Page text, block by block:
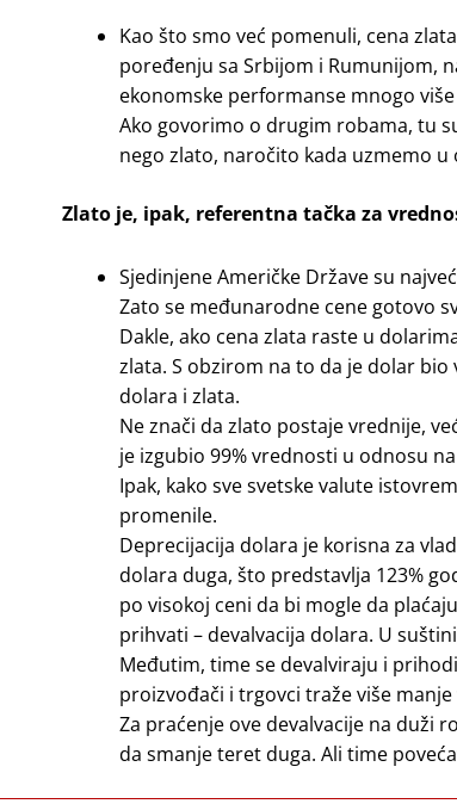
Kao što smo već pomenuli, cena
poređenju sa Srbijom i Rumunijom,
ekonomske performanse mnogo
Ako govorimo o drugim robama, tu
nego zlato, naročito kada uzmemo
Zlato je, ipak, referentna tačka za
Sjedinjene Američke Države su
Zato se međunarodne cene gotovo
Dakle, ako cena zlata raste u
zlata. S obzirom na to da je dolar
dolara i zlata.
Ne znači da zlato postaje vrednije,
je izgubio 99% vrednosti u odnosu
Ipak, kako sve svetske valute
promenile.
Deprecijacija dolara je korisna za
dolara duga, što predstavlja 123%
po visokoj ceni da bi mogle da
prihvati – devalvacija dolara. U
Međutim, time se devalviraju i
proizvođači i trgovci traže više
Za praćenje ove devalvacije na duži
da smanje teret duga. Ali time